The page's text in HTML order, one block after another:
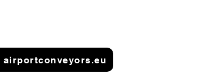
airportconveyors.eu